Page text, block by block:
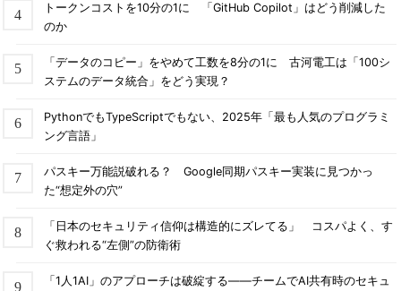
トークンコストを10分の1に 「GitHub Copilot」はどう削減した
のか
「データのコピー」をやめて工数を8分の1に 古河電工は「100シ
ステムのデータ統合」をどう実現？
PythonでもTypeScriptでもない、2025年「最も人気のプログラミ
ング言語」
パスキー万能説破れる？ Google同期パスキー実装に見つかっ
た“想定外の穴”
「日本のセキュリティ信仰は構造的にズレてる」 コスパよく、す
ぐ救われる“左側”の防衛術
「1人1AI」のアプローチは破綻する――チームでAI共有時のセキュ